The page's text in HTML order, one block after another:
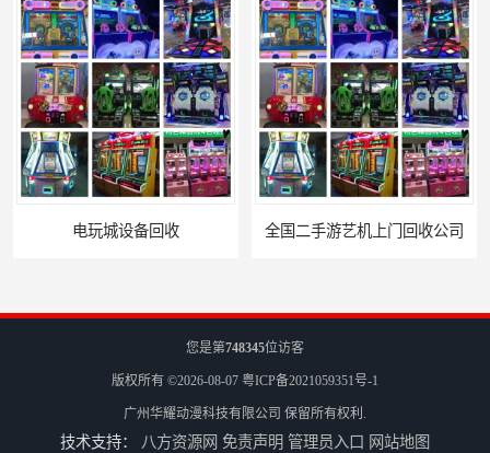
全国二手游艺机上门回收公司 电玩城整场回收
您是第748345位访客
版权所有 ©2026-08-07 粤ICP备2021059351号-1
广州华耀动漫科技有限公司 保留所有权利.
技术支持： 八方资源网 免责声明 管理员入口 网站地图